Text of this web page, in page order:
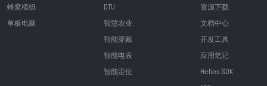
蜂窝模组
单板电脑
DTU
智慧农业
智能穿戴
智能电表
智能定位
资源下载
文档中心
开发工具
应用笔记
Helios SDK